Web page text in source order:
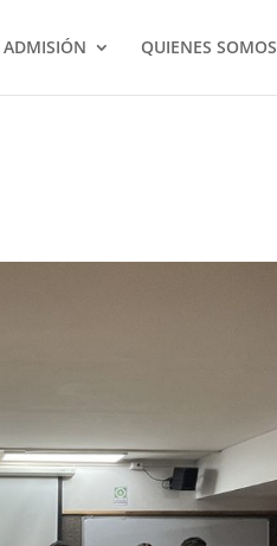
ADMISIÓN QUIENES SOMOS